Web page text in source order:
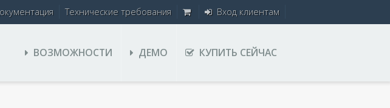
Технические требования Вход клиентам
ВОЗМОЖНОСТИ ДЕМО КУПИТЬ СЕЙЧАС